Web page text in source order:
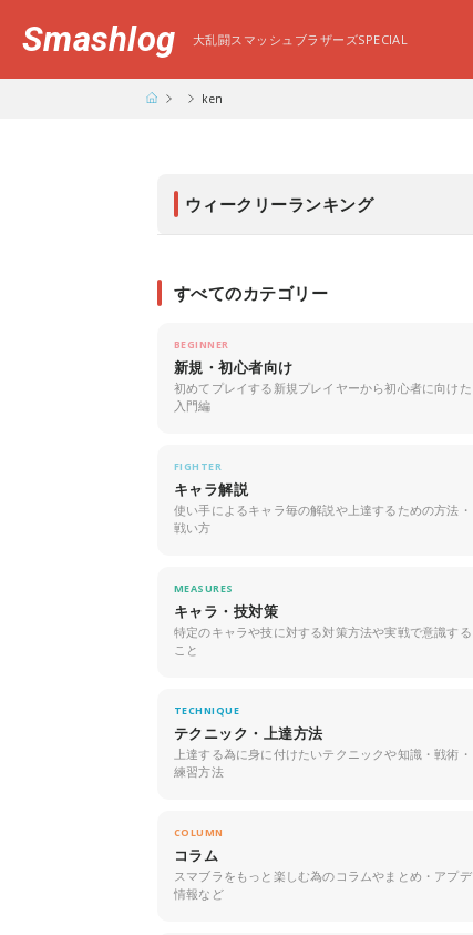
Smashlog 大乱闘スマッシュブラザーズSPECIAL
ken
ウィークリーランキング
すべてのカテゴリー
BEGINNER
新規・初心者向け
初めてプレイする新規プレイヤーから初心者に向けた
入門編
FIGHTER
キャラ解説
使い手によるキャラ毎の解説や上達するための方法・
戦い方
MEASURES
キャラ・技対策
特定のキャラや技に対する対策方法や実戦で意識する
こと
TECHNIQUE
テクニック・上達方法
上達する為に身に付けたいテクニックや知識・戦術・
練習方法
COLUMN
コラム
スマブラをもっと楽しむ為のコラムやまとめ・アプデ
情報など